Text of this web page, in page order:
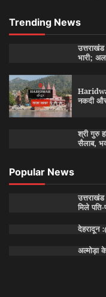
Trending News
भारी;
नकदी
श्री गुरु
सैलाब,
Popular News
मिले पति-
देहरादून
अल्मोड़ा